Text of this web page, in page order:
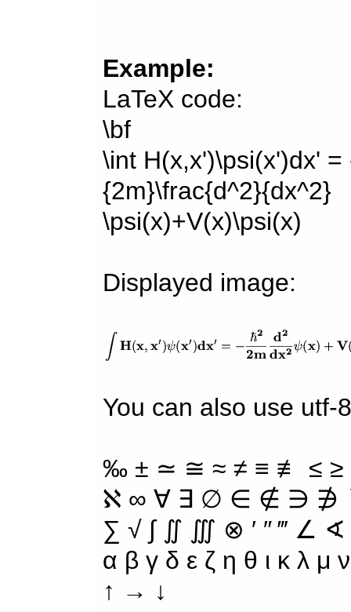
Example:
LaTeX code:
\bf
\int H(x,x')\psi(x')dx'
{2m}\frac{d^2}{dx^2}
\psi(x)+V(x)\psi(x)
Displayed image:
You can also use utf-
‰ ± ≃ ≅ ≈ ≠ ≡ ≢ ≤
ℵ ∞ ∀ ∃ ∅ ∈ ∉ ∋ ∌
∑ √ ∫ ∬ ∭ ⊗ ′ ″ ‴ ∠
α β γ δ ε ζ η θ ι κ λ
↑ → ↓